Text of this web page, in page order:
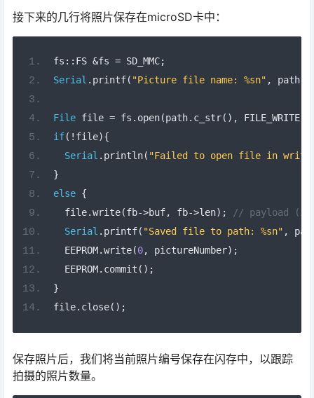
接下来的几行将照片保存在microSD卡中：
fs :: FS &fs = SD_MMC;
Serial . printf( "Picture file name: %sn" , path.
File file = fs . open(path. c_str(), FILE_WRITE);
if(! file){
Serial . println( "Failed to open file in
}
else {
  file
.write(fb->buf, fb->len);
// payload
Serial . printf( "Saved file to path: %sn" ,
  EEPROM
.write(0, pictureNumber);
  EEPROM
. commit ();
}
file. close();
保存照片后，我们将当前照片编号保存在闪存中，以跟踪
拍摄的照片数量。